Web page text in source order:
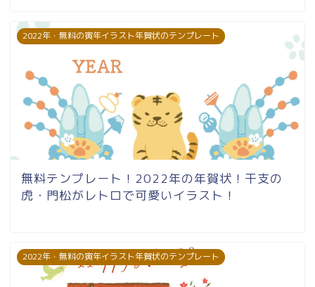
2022年・無料の寅年イラスト年賀状のテンプレート
無料テンプレート！2022年の年賀状！干支の
虎・門松がレトロで可愛いイラスト！
2022年・無料の寅年イラスト年賀状のテンプレート